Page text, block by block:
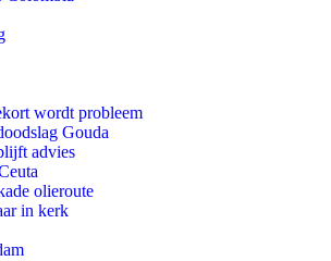
wordt probleem
Gouda
advies
olieroute
in kerk